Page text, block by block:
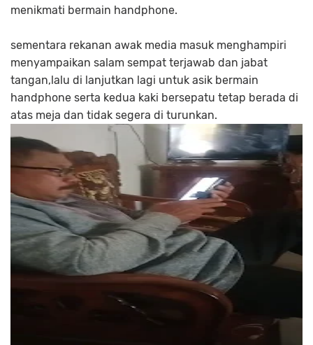
menikmati bermain handphone.
sementara rekanan awak media masuk menghampiri
menyampaikan salam sempat terjawab dan jabat
tangan,lalu di lanjutkan lagi untuk asik bermain
handphone serta kedua kaki bersepatu tetap berada di
atas meja dan tidak segera di turunkan.